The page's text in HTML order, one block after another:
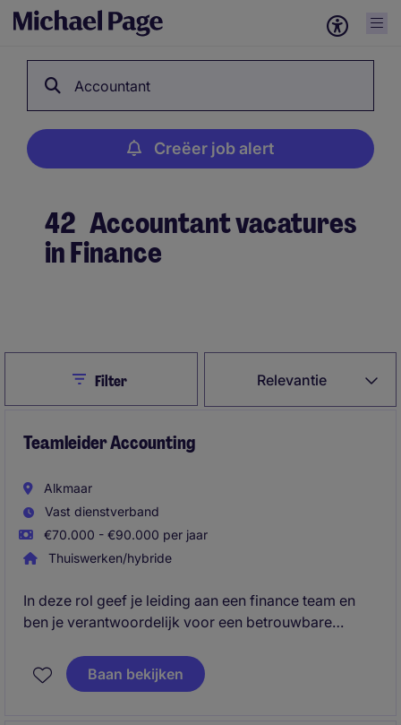
Accountant
Creëer job alert
42 Accountant vacatures
in Finance
Relevantie
CloseFilter
Teamleider Accounting
Alkmaar
Vast dienstverband
€70.000 - €90.000 per jaar
Thuiswerken/hybride
In deze rol geef je leiding aan een finance team en
ben je verantwoordelijk voor een betrouwbare
financiële rapportages. Je speelt een belangrijke rol
in het verder professionaliseren van processen,
Baan bekijken